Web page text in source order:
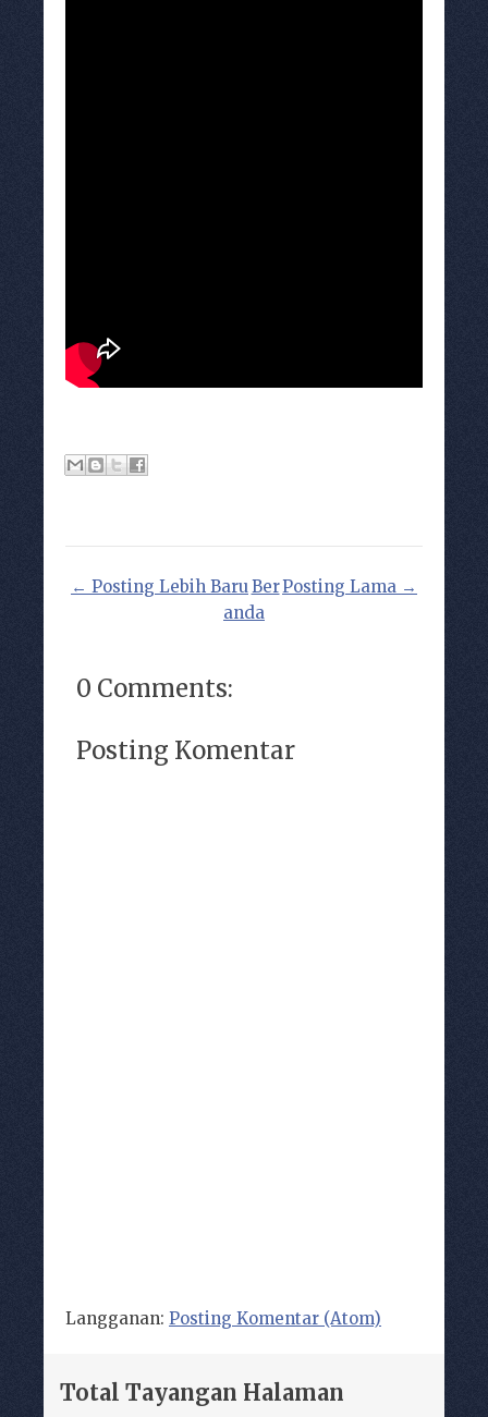
← Posting Lebih Baru Posting Lama →
Ber
anda
0 Comments:
Posting Komentar
Langganan: Posting Komentar (Atom)
Total Tayangan Halaman